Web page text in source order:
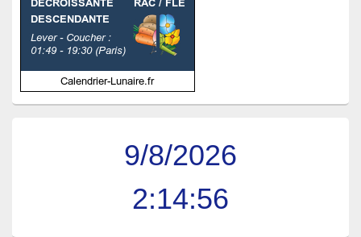
9/8/2026
2:14:57